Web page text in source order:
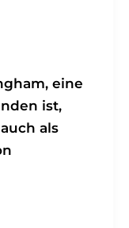
eine
ist,
als